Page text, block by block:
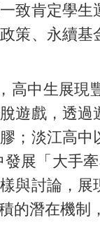
致肯定學
策、永續
中生展現
遊戲，透
；淡江高
展「大手
與討論，
潛在機制